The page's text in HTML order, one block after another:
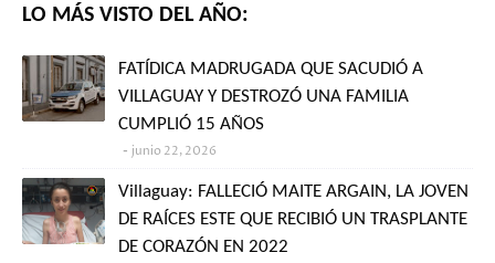
LO MÁS VISTO DEL AÑO:
FATÍDICA MADRUGADA QUE SACUDIÓ A
VILLAGUAY Y DESTROZÓ UNA FAMILIA
CUMPLIÓ 15 AÑOS
junio 22, 2026
Villaguay: FALLECIÓ MAITE ARGAIN, LA JOVEN
DE RAÍCES ESTE QUE RECIBIÓ UN TRASPLANTE
DE CORAZÓN EN 2022